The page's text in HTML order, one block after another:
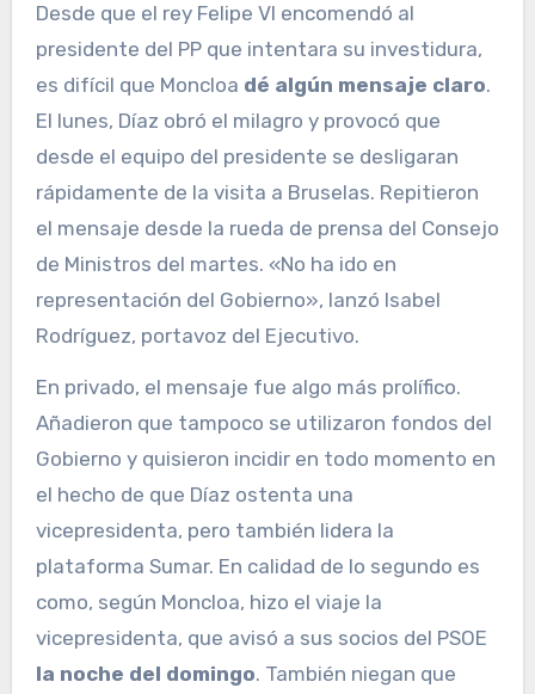
Desde que el rey Felipe VI encomendó al
presidente del PP que intentara su investidura,
es difícil que Moncloa dé algún mensaje claro.
El lunes, Díaz obró el milagro y provocó que
desde el equipo del presidente se desligaran
rápidamente de la visita a Bruselas. Repitieron
el mensaje desde la rueda de prensa del Consejo
de Ministros del martes. «No ha ido en
representación del Gobierno», lanzó Isabel
Rodríguez, portavoz del Ejecutivo.
En privado, el mensaje fue algo más prolífico.
Añadieron que tampoco se utilizaron fondos del
Gobierno y quisieron incidir en todo momento en
el hecho de que Díaz ostenta una
vicepresidenta, pero también lidera la
plataforma Sumar. En calidad de lo segundo es
como, según Moncloa, hizo el viaje la
vicepresidenta, que avisó a sus socios del PSOE
la noche del domingo. También niegan que